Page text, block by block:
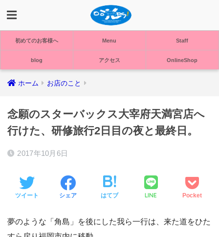
初めてのお客様へ Menu Staff
blog アクセス OnlineShop
ホーム お店のこと
念願のスターバックス大宰府天満宮店へ
行けた、研修旅行2日目の夜と最終日。
2017年10月6日
ツイート シェア はてブ LINE Pocket
夢のような「角島」を後にした我ら一行は、来た道をひた